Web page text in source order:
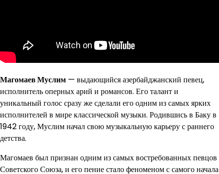
Магомаев Муслим — выдающийся азербайджанский певец,
исполнитель оперных арий и романсов. Его талант и
уникальный голос сразу же сделали его одним из самых ярких
исполнителей в мире классической музыки. Родившись в Баку в
1942 году, Муслим начал свою музыкальную карьеру с раннего
детства.
Магомаев был признан одним из самых востребованных певцов
Советского Союза, и его пение стало феноменом с самого начала